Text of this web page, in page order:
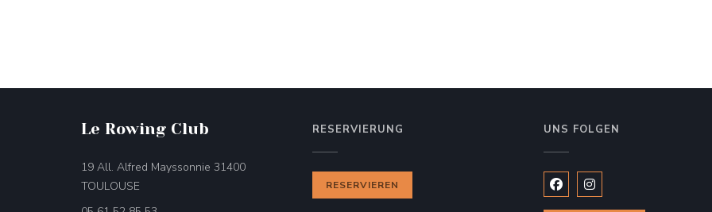
Le Rowing Club
19 All. Alfred Mayssonnie 31400
TOULOUSE
RESERVIERUNG
RESERVIEREN
UNS FOLGEN
Facebook ((öffnet ein neues
Instagram ((öffnet ein